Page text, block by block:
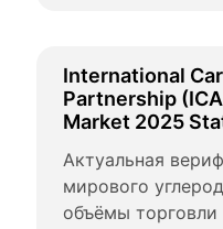
International
Partnership
Market 2025
Актуальная
мирового
объёмы торговли